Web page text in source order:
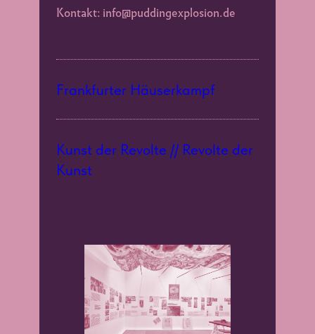
Kontakt: info@puddingexplosion.de
Frankfurter Häuserkampf
Kunst der Revolte // Revolte der
Kunst